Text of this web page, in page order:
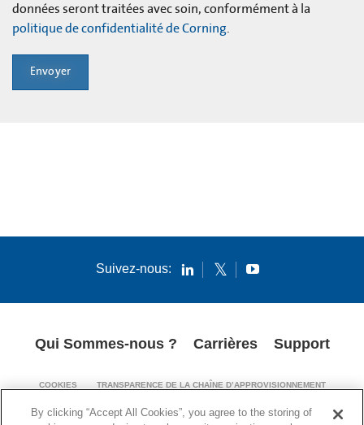
données seront traitées avec soin, conformément à la
politique de confidentialité de Corning
Envoyer
Suivez-nous:
Qui Sommes-nous ? Carrières Support
COOKIES TRANSPARENCE DE LA CHAÎNE D’APPROVISIONNEMENT
By clicking “Accept All Cookies”, you agree to the storing of